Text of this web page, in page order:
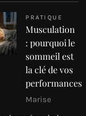
PRATIQUE
Musculation
: pourquoi le
sommeil est
la clé de vos
performances
Marise